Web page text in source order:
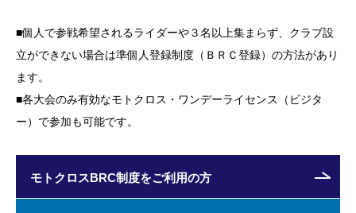
■個人で参戦希望されるライダーや３名以上集まらず、クラブ設
立ができない場合は準個人登録制度（ＢＲＣ登録）の方法があり
ます。
■各大会のみ有効なモトクロス・ワンデーライセンス（ビジタ
ー）で参加も可能です。
モトクロスBRC制度をご利用の方